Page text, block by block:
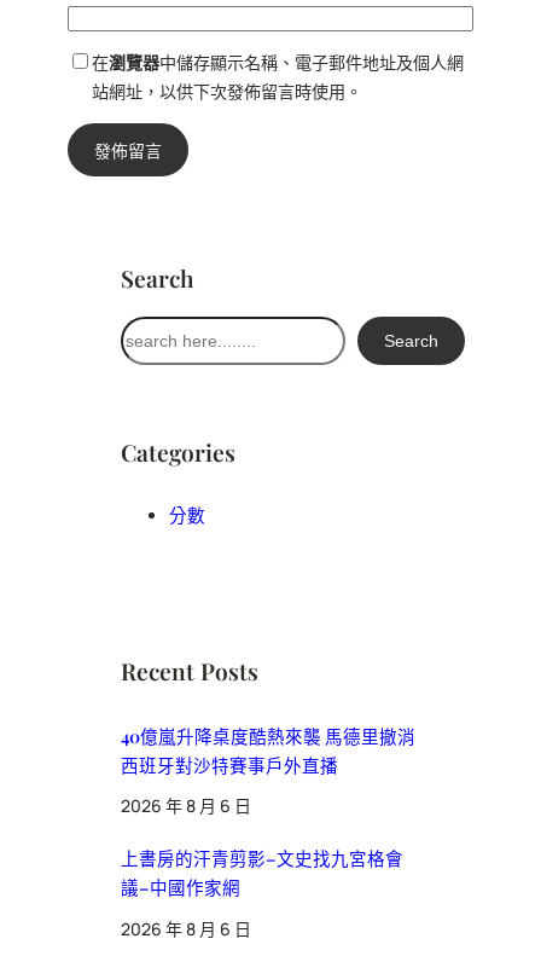
在瀏覽器中儲存顯示名稱、電子郵件地址及個人網
站網址，以供下次發佈留言時使用。
Search
搜
尋
Search
Categories
分數
Recent Posts
40億嵐升降桌度酷熱來襲 馬德里撤消
西班牙對沙特賽事戶外直播
2026 年 8 月 6 日
上書房的汗青剪影–文史找九宮格會
議–中國作家網
2026 年 8 月 6 日